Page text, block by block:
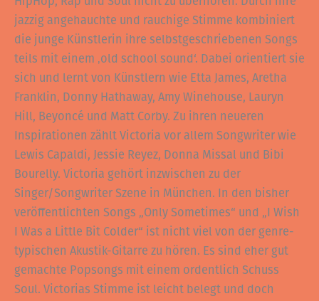
jazzig angehauchte und rauchige Stimme kombiniert
die junge Künstlerin ihre selbstgeschriebenen Songs
teils mit einem ‚old school sound‘. Dabei orientiert sie
sich und lernt von Künstlern wie Etta James, Aretha
Franklin, Donny Hathaway, Amy Winehouse, Lauryn
Hill, Beyoncé und Matt Corby. Zu ihren neueren
Inspirationen zählt Victoria vor allem Songwriter wie
Lewis Capaldi, Jessie Reyez, Donna Missal und Bibi
Bourelly. Victoria gehört inzwischen zu der
Singer/Songwriter Szene in München. In den bisher
veröffentlichten Songs „Only Sometimes“ und „I Wish
I Was a Little Bit Colder“ ist nicht viel von der genre-
typischen Akustik-Gitarre zu hören. Es sind eher gut
gemachte Popsongs mit einem ordentlich Schuss
Soul. Victorias Stimme ist leicht belegt und doch